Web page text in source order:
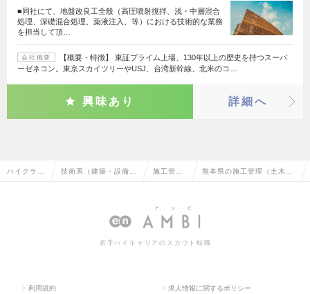
■同社にて、地盤改良工全般（高圧噴射撹拌、浅・中層混合
処理、深礎混合処理、薬液注入、等）における技術的な業務
を担当して頂…
会社概要
【概要・特徴】 東証プライム上場、130年以上の歴史を持つスーパ
ーゼネコン。東京スカイツリーやUSJ、台湾新幹線、北米のコ…
興味あり 詳細へ
ハイクラス 技術系（建築・設備・ 施工管理 熊本県の施工管理（土木）
若手ハイキャリアのスカウト転職
利用規約 求人情報に関するポリシー